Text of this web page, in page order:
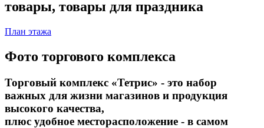
товары, товары для праздника
План этажа
Фото торгового комплекса
Торговый комплекс «Тетрис» - это набор
важных для жизни магазинов и продукция
высокого качества,
плюс удобное месторасположение - в самом